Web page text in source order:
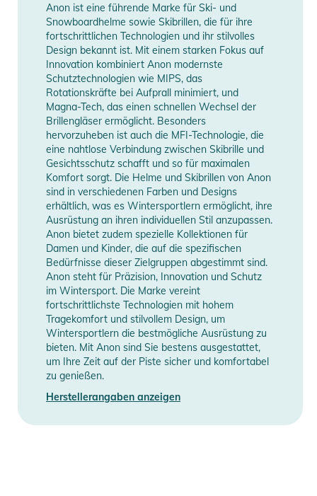
Beschichtung bietet unübertroffene Wisch-, Kratz- und
Feuchtigkeitsbeständigkeit auf der äußeren Fläche des
Brillenglases für eine klare Optik und eine einfache Reinigung
- Das Design der zylindrischen injizierten Brillenglas-Form
reduziert periphere Verzerrungen
- Die Anti-Beschlag-Behandlung Integral Clarity Technology
übertrifft die Basic-Standards der Anti-Beschlag-
Beschichtung und bietet eine kristallklare Sicht, die über einen
längeren Zeitraum anhält
- Inklusive Kompressions-Brillenetui
Produktinformationen und
Sicherheitshinweise
Gebrauchsanweisungen, Sicherheitshinweise und Warnungen
finden Sie direkt am Produkt.
Manufacturer
Information
Herstellerangaben
anzeigen
Anon ist eine führende Marke für Ski- und
Snowboardhelme sowie Skibrillen, die für ihre
fortschrittlichen Technologien und ihr stilvolles
Design bekannt ist. Mit einem starken Fokus auf
Innovation kombiniert Anon modernste
Schutztechnologien wie MIPS, das
Rotationskräfte bei Aufprall minimiert, und
Magna-Tech, das einen schnellen Wechsel der
Brillengläser ermöglicht. Besonders
hervorzuheben ist auch die MFI-Technologie, die
eine nahtlose Verbindung zwischen Skibrille und
Gesichtsschutz schafft und so für maximalen
Komfort sorgt. Die Helme und Skibrillen von Anon
sind in verschiedenen Farben und Designs
erhältlich, was es Wintersportlern ermöglicht, ihre
Ausrüstung an ihren individuellen Stil anzupassen.
Anon bietet zudem spezielle Kollektionen für
Damen und Kinder, die auf die spezifischen
Bedürfnisse dieser Zielgruppen abgestimmt sind.
Anon steht für Präzision, Innovation und Schutz
im Wintersport. Die Marke vereint
fortschrittlichste Technologien mit hohem
Tragekomfort und stilvollem Design, um
Wintersportlern die bestmögliche Ausrüstung zu
bieten. Mit Anon sind Sie bestens ausgestattet,
um Ihre Zeit auf der Piste sicher und komfortabel
zu genießen.
Herstellerangaben anzeigen